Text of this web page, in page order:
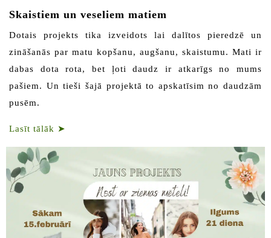
Skaistiem un veseliem matiem
‌Dotais projekts tika izveidots lai dalītos pieredzē un
zināšanās par matu kopšanu, augšanu, skaistumu. Mati ir
dabas dota rota, bet ļoti daudz ir atkarīgs no mums
pašiem. Un tieši šajā projektā to apskatīsim no daudzām
pusēm.
Lasīt tālāk ➤